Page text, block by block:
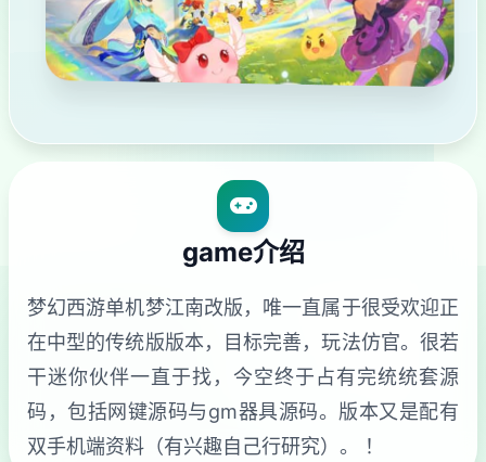
game介绍
梦幻西游单机梦江南改版，唯一直属于很受欢迎正
在中型的传统版版本，目标完善，玩法仿官。很若
干迷你伙伴一直于找，今空终于占有完统统套源
码，包括网键源码与gm器具源码。版本又是配有
双手机端资料（有兴趣自己行研究）。 ！